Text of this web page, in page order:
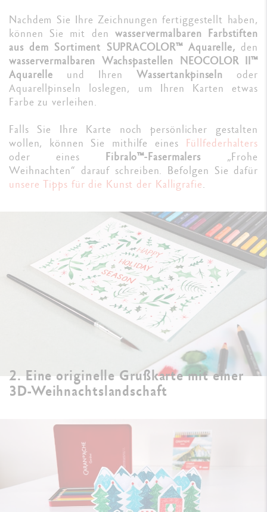
Nachdem Sie Ihre Zeichnungen fertiggestellt haben,
können Sie mit denwasservermalbaren Farbstiften
aus dem Sortiment SUPRACOLOR™ Aquarelle, den
wasservermalbaren Wachspastellen NEOCOLOR II™
Aquarelle und Ihren Wassertankpinseln oder
Aquarellpinseln loslegen, um Ihren Karten etwas
Farbe zu verleihen.
Falls Sie Ihre Karte noch persönlicher gestalten
wollen, können Sie mithilfe eines Füllfederhalters
oder eines Fibralo™-Fasermalers „Frohe
Weihnachten“ darauf schreiben. Befolgen Sie dafür
unsere Tipps für die Kunst der Kalligrafie.
2. Eine originelle Grußkarte mit einer
3D-Weihnachtslandschaft